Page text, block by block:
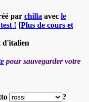
par chilla avec le
! [Plus de cours et
d'italien
pour sauvegarder votre
?